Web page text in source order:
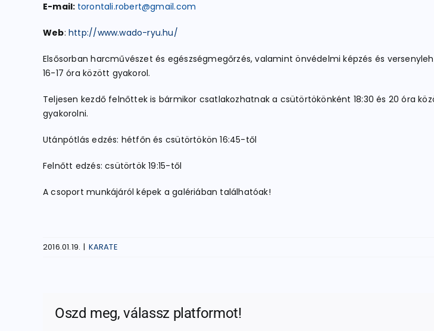
E-mail: torontali.robert@gmail.com
Web:http://www.wado-ryu.hu/
Elsősorban harcművészet és egészségmegőrzés, valamint önvédelmi képzés és
16-17 óra között gyakorol.
Teljesen kezdő felnőttek is bármikor csatlakozhatnak a csütörtökönként 18:30 és 20 óra
gyakorolni.
Utánpótlás edzés: hétfőn és csütörtökön 16:45-től
Felnőtt edzés: csütörtök 19:15-től
A csoport munkájáról képek a galériában találhatóak!
2016.01.19. | KARATE
Oszd meg, válassz platformot!